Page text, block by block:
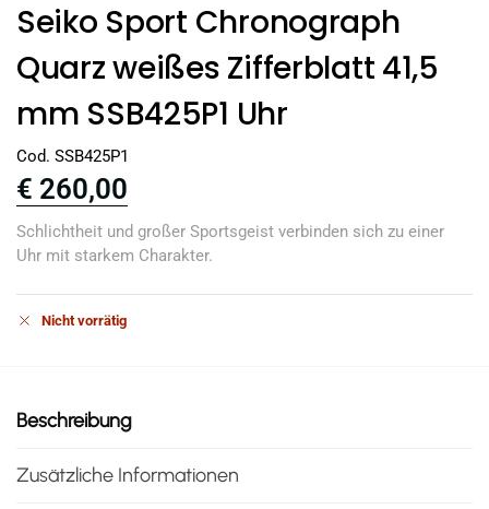
Seiko Sport Chronograph
Quarz weißes Zifferblatt 41,5
mm SSB425P1 Uhr
Cod. SSB425P1
€ 260,00
Schlichtheit und großer Sportsgeist verbinden sich zu einer
Uhr mit starkem Charakter.
Nicht vorrätig
Beschreibung
Zusätzliche Informationen